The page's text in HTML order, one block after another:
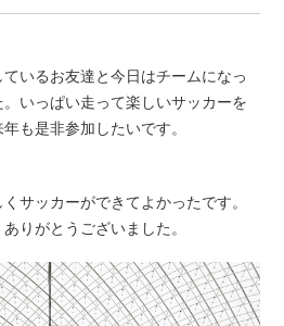
いるお友達と今日はチームになっ
いっぱい走って楽しいサッカーを
も是非参加したいです。
サッカーができてよかったです。
りがとうございました。